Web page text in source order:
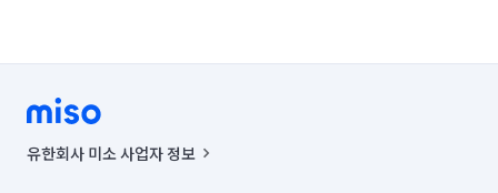
유한회사 미소 사업자 정보